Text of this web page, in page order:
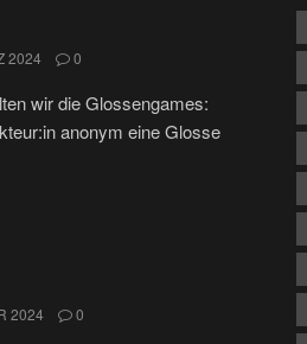
2024 0
wir die Glossengames:
anonym eine Glosse
2024 0